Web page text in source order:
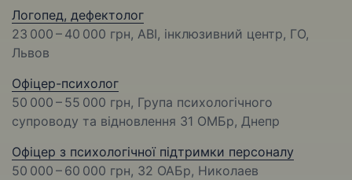
Логопед, дефектолог
23 000 – 40 000 грн, АВІ, інклюзивний центр, ГО,
Львов
Офіцер-психолог
50 000 – 55 000 грн, Група психологічного
супроводу та відновлення 31 ОМБр, Днепр
Офіцер з психологічної підтримки персоналу
50 000 – 60 000 грн, 32 ОАБр, Николаев